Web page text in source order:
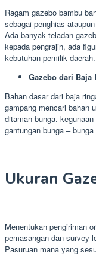
Ragam gazebo bambu
sebagai penghias
Ada banyak teladan
kepada pengrajin, ada
kebutuhan pemilik daerah.
Gazebo dari Baja
Bahan dasar dari baja
gampang mencari bahan
ditaman bunga.
gantungan bunga –
Ukuran
Menentukan pengiriman
pemasangan dan survey
Pasuruan mana yang